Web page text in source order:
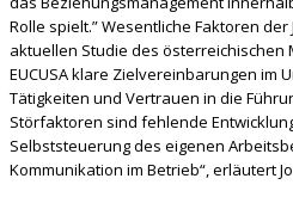
Rolle spielt.” Wesentliche Faktoren
aktuellen Studie des
EUCUSA klare Zielvereinbarungen im
Tätigkeiten und Vertrauen in die
Störfaktoren sind fehlende
Selbststeuerung des eigenen
Kommunikation im Betrieb“, erläutert